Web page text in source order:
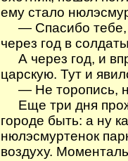
ему стало
— Спасибо тебе,
через год в
А через год, и
царскую. Тут и
— Не торопись, на
Еще три дня
городе быть: а ну
нюлэсмуртенок
воздуху.